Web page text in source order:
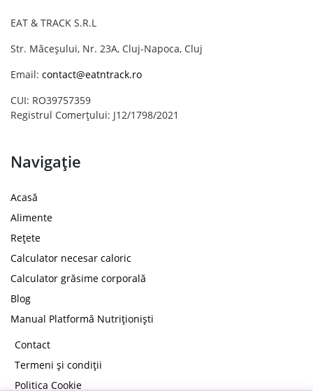
EAT & TRACK S.R.L
Str. Măceșului, Nr. 23A, Cluj-Napoca, Cluj
Email: contact@eatntrack.ro
CUI: RO39757359
Registrul Comerțului: J12/1798/2021
Navigație
Acasă
Alimente
Rețete
Calculator necesar caloric
Calculator grăsime corporală
Blog
Manual Platformă Nutriționiști
Contact
Termeni și condiții
Politica Cookie